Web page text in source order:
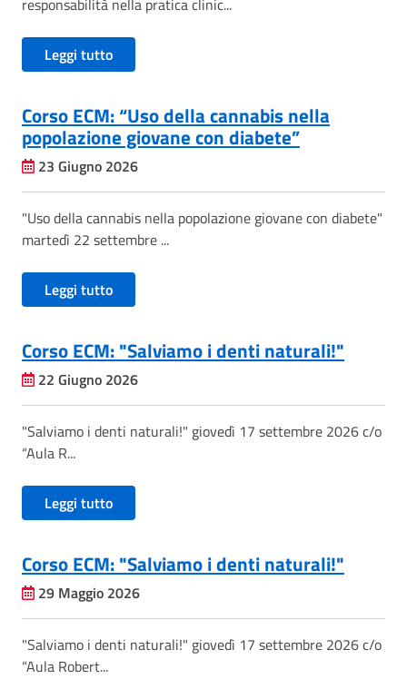
responsabilità nella pratica clinic...
Leggi tutto
Corso ECM: “Uso della cannabis nella
popolazione giovane con diabete”
23 Giugno 2026
"Uso della cannabis nella popolazione giovane con diabete"
martedì 22 settembre ...
Leggi tutto
Corso ECM: "Salviamo i denti naturali!"
22 Giugno 2026
"Salviamo i denti naturali!" giovedì 17 settembre 2026 c/o
“Aula R...
Leggi tutto
Corso ECM: "Salviamo i denti naturali!"
29 Maggio 2026
"Salviamo i denti naturali!" giovedì 17 settembre 2026 c/o
“Aula Robert...